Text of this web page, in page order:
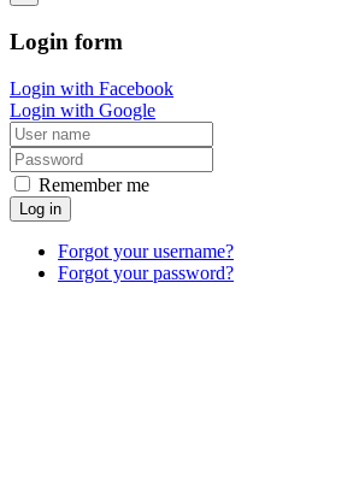
Login form
Login with Facebook
Login with Google
Remember me
Log in
Forgot your username?
Forgot your password?